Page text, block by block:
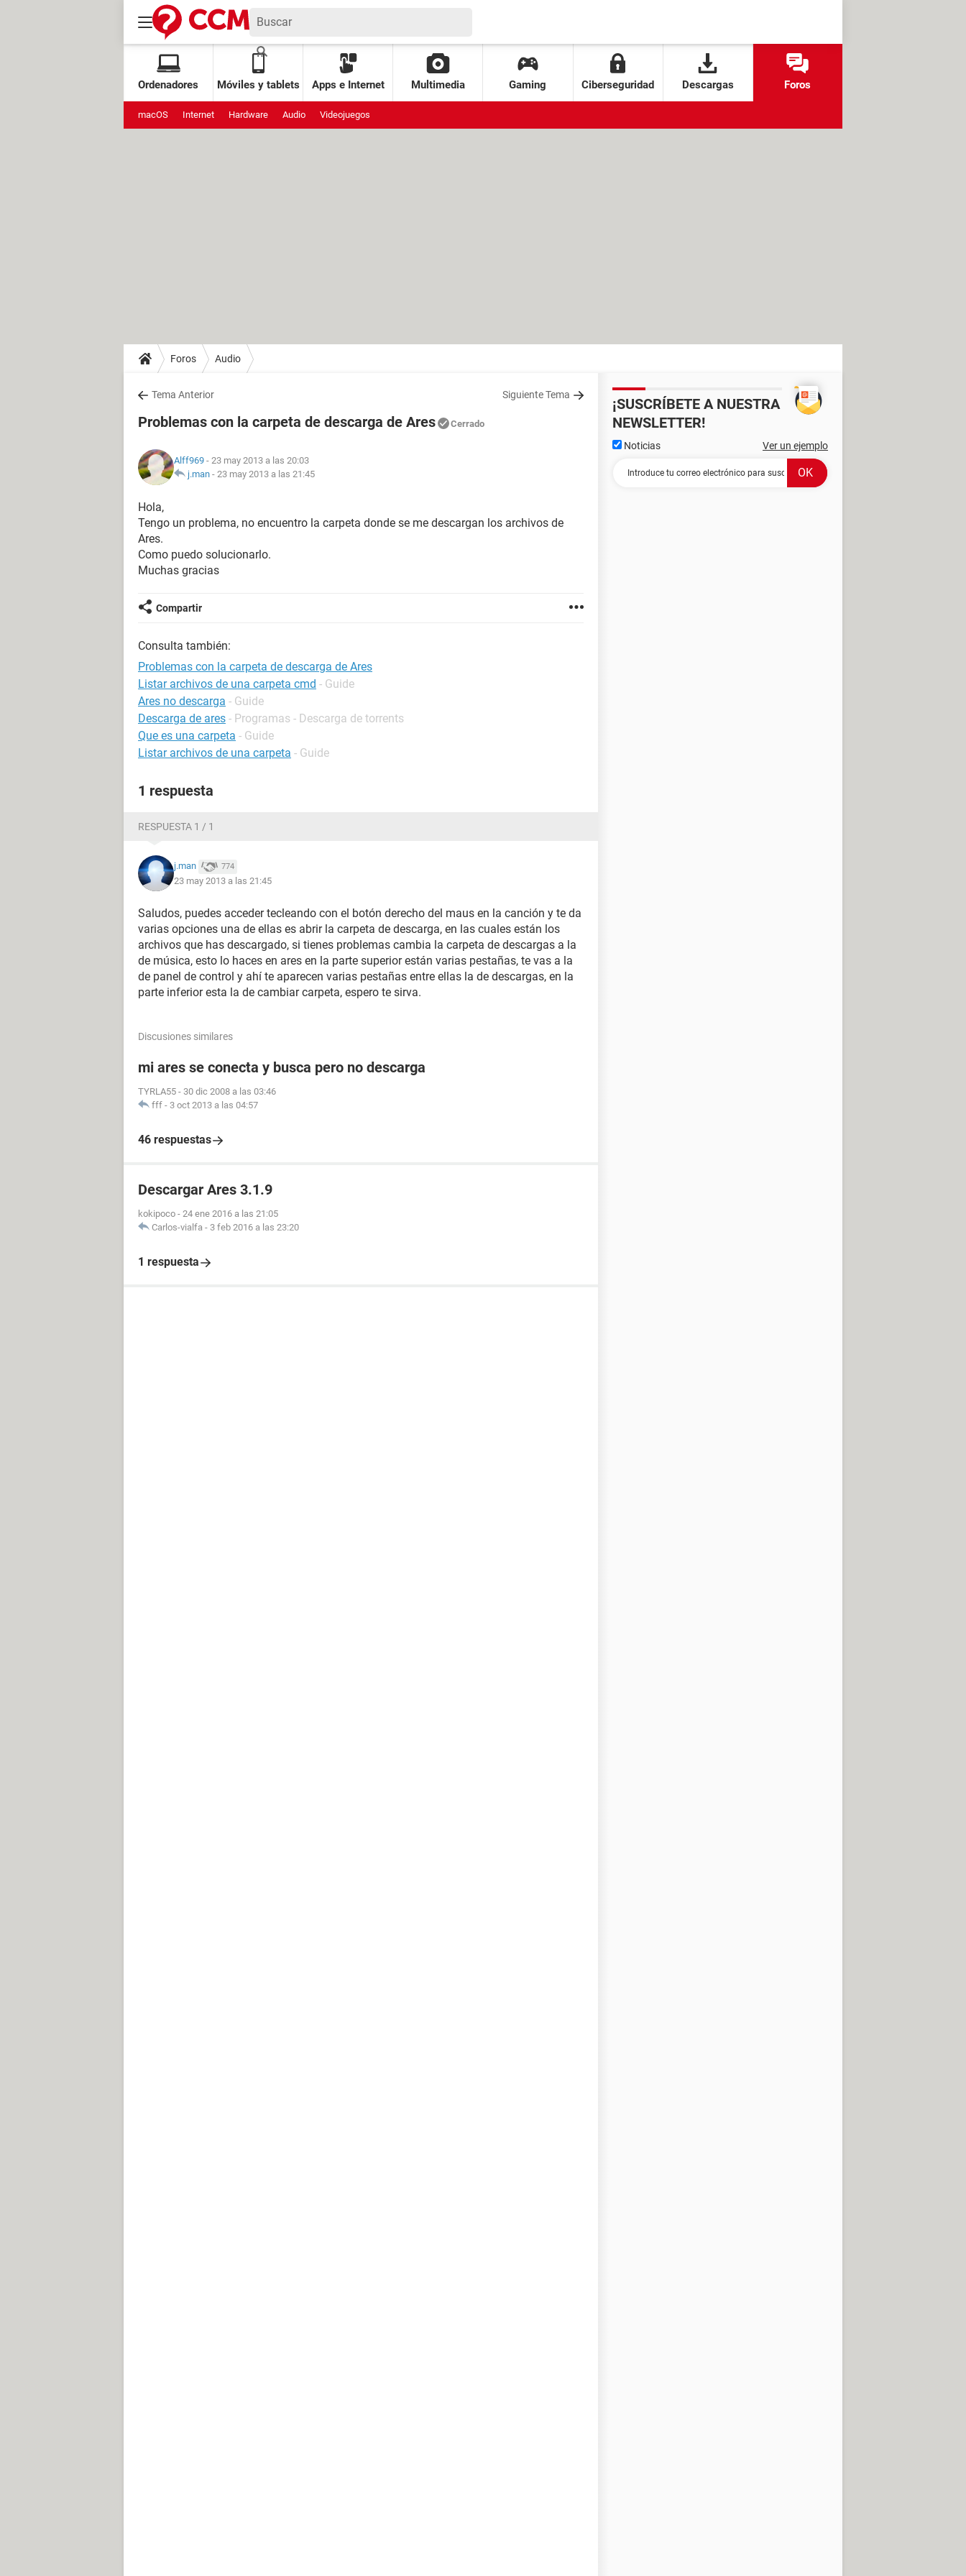
Ordenadores Móviles y tablets Apps e Internet Multimedia Gaming Ciberseguridad Descargas Foros
macOS Internet Hardware Audio Videojuegos
Foros Audio
Tema Anterior Siguiente Tema
Problemas con la carpeta de descarga de Ares Cerrado
Alff969 - 23 may 2013 a las 20:03
j.man - 23 may 2013 a las 21:45
Hola,
Tengo un problema, no encuentro la carpeta donde se me descargan los archivos de
Ares.
Como puedo solucionarlo.
Muchas gracias
Compartir
Consulta también:
Problemas con la carpeta de descarga de Ares
Listar archivos de una carpeta cmd - Guide
Ares no descarga - Guide
Descarga de ares - Programas - Descarga de torrents
Que es una carpeta - Guide
Listar archivos de una carpeta - Guide
1 respuesta
RESPUESTA 1 / 1
j.man 774
23 may 2013 a las 21:45
Saludos, puedes acceder tecleando con el botón derecho del maus en la canción y te da
varias opciones una de ellas es abrir la carpeta de descarga, en las cuales están los
archivos que has descargado, si tienes problemas cambia la carpeta de descargas a la
de música, esto lo haces en ares en la parte superior están varias pestañas, te vas a la
de panel de control y ahí te aparecen varias pestañas entre ellas la de descargas, en la
parte inferior esta la de cambiar carpeta, espero te sirva.
Discusiones similares
mi ares se conecta y busca pero no descarga
TYRLA55 - 30 dic 2008 a las 03:46
fff - 3 oct 2013 a las 04:57
46 respuestas
Descargar Ares 3.1.9
kokipoco - 24 ene 2016 a las 21:05
Carlos-vialfa - 3 feb 2016 a las 23:20
1 respuesta
¡SUSCRÍBETE A NUESTRA
NEWSLETTER!
Noticias Ver un ejemplo